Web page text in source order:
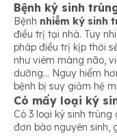
Bệnh ký sinh
Bệnh nhiễm ký sinh
điều trị tại nhà. Tuy
pháp điều trị kịp thời
như viêm màng não,
dưỡng… Nguy hiểm
bệnh bị suy giảm hệ
Có mấy loại ký
Có 3 loại ký sinh
đơn bào nguyên sinh,